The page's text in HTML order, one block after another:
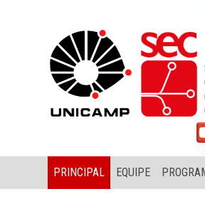
PRINCIPAL EQUIPE